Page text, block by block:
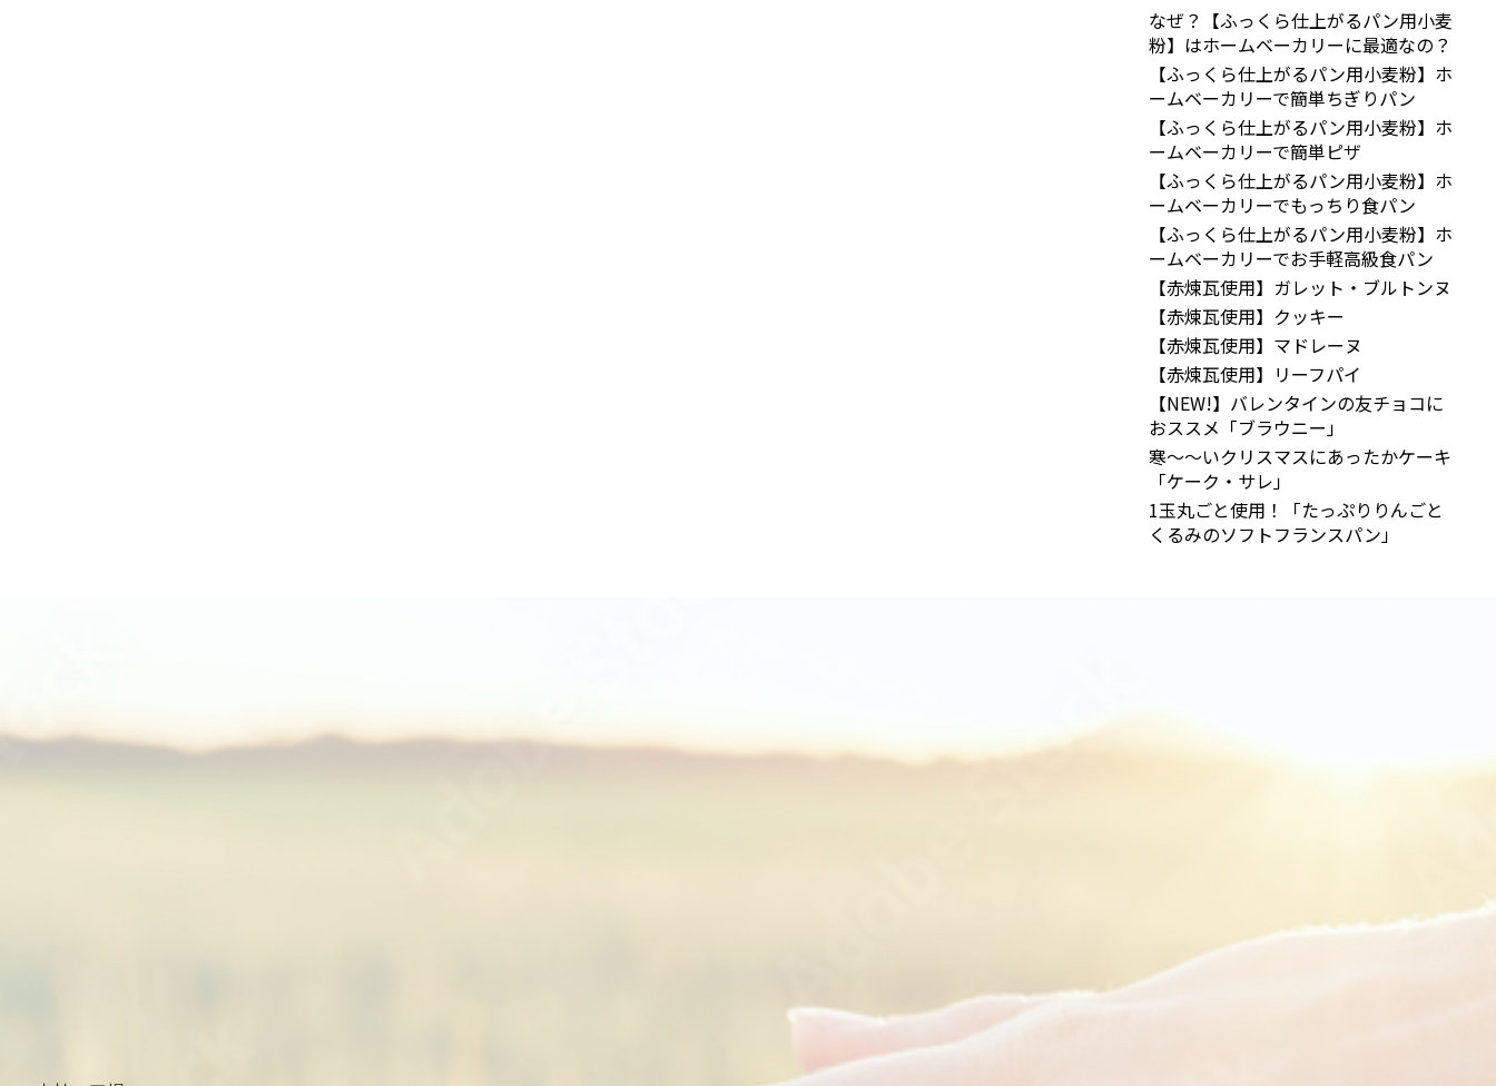
なぜ？【ふっくら仕上がるパン用小麦
粉】はホームベーカリーに最適なの？
【ふっくら仕上がるパン用小麦粉】ホ
ームベーカリーで簡単ちぎりパン
【ふっくら仕上がるパン用小麦粉】ホ
ームベーカリーで簡単ピザ
【ふっくら仕上がるパン用小麦粉】ホ
ームベーカリーでもっちり食パン
【ふっくら仕上がるパン用小麦粉】ホ
ームベーカリーでお手軽高級食パン
【赤煉瓦使用】ガレット・ブルトンヌ
【赤煉瓦使用】クッキー
【赤煉瓦使用】マドレーヌ
【赤煉瓦使用】リーフパイ
【NEW!】バレンタインの友チョコに
おススメ「ブラウニー」
寒～～いクリスマスにあったかケーキ
「ケーク・サレ」
1玉丸ごと使用！「たっぷりりんごと
くるみのソフトフランスパン」